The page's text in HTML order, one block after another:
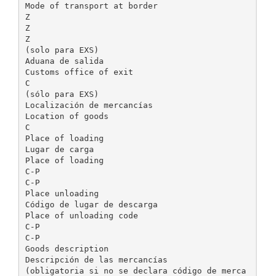
Mode of transport at border
Z
Z
Z
(solo para EXS)
Aduana de salida
Customs office of exit
C
(sólo para EXS)
Localización de mercancías
Location of goods
C
Place of loading
Lugar de carga
Place of loading
C-P
C-P
Place unloading
Código de lugar de descarga
Place of unloading code
C-P
C-P
Goods description
Descripción de las mercancías
(obligatoria si no se declara código de merca